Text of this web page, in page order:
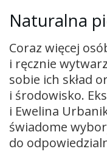
Naturalna
Coraz więcej
i ręcznie
sobie ich skład
i środowisko.
i Ewelina
świadome
do